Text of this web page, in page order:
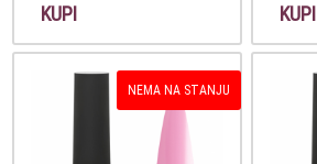
KUPI KUPI
NEMA NA STANJU